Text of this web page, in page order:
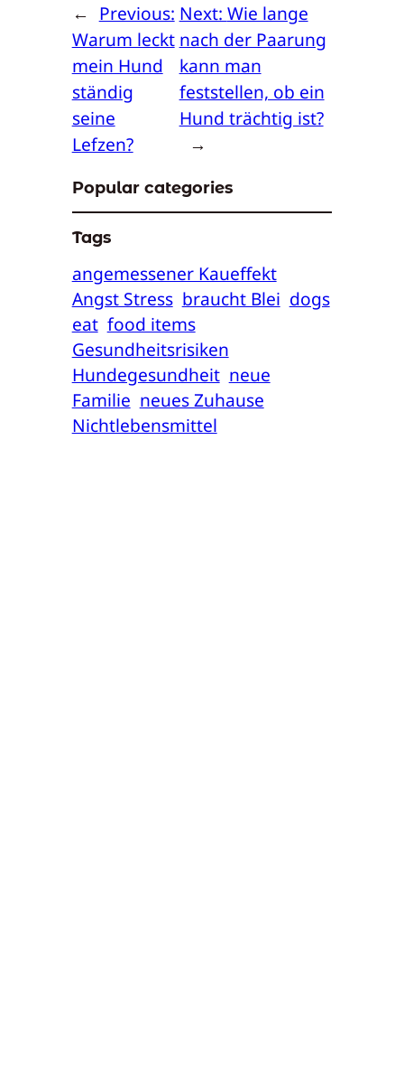
← Previous:
Warum leckt
mein Hund
ständig
seine
Lefzen?
Next: Wie lange
nach der Paarung
kann man
feststellen, ob ein
Hund trächtig ist?
→
Popular categories
Tags
angemessener Kaueffekt
Angst Stress braucht Blei dogs
eat food items
Gesundheitsrisiken
Hundegesundheit neue
Familie neues Zuhause
Nichtlebensmittel